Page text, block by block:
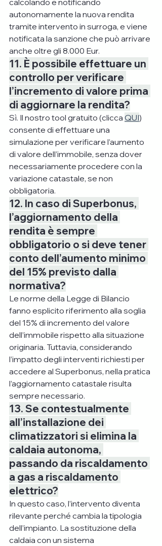
calcolando e notificando
autonomamente la nuova rendita
tramite intervento in surroga, e viene
notificata la sanzione che può arrivare
anche oltre gli 8.000 Eur.
11. È possibile effettuare un
controllo per verificare
l’incremento di valore prima
di aggiornare la rendita?
Sì. Il nostro tool gratuito (clicca QUI)
consente di effettuare una
simulazione per verificare l’aumento
di valore dell’immobile, senza dover
necessariamente procedere con la
variazione catastale, se non
obbligatoria.
12. In caso di Superbonus,
l’aggiornamento della
rendita è sempre
obbligatorio o si deve tener
conto dell’aumento minimo
del 15% previsto dalla
normativa?
Le norme della Legge di Bilancio
fanno esplicito riferimento alla soglia
del 15% di incremento del valore
dell’immobile rispetto alla situazione
originaria. Tuttavia, considerando
l’impatto degli interventi richiesti per
accedere al Superbonus, nella pratica
l’aggiornamento catastale risulta
sempre necessario.
13. Se contestualmente
all’installazione dei
climatizzatori si elimina la
caldaia autonoma,
passando da riscaldamento
a gas a riscaldamento
elettrico?
In questo caso, l’intervento diventa
rilevante perché cambia la tipologia
dell’impianto. La sostituzione della
caldaia con un sistema